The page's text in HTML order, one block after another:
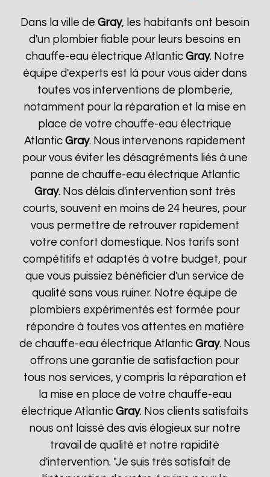
Dans la ville de Gray, les habitants ont besoin
d'un plombier fiable pour leurs besoins en
chauffe-eau électrique AtlanticGray. Notre
équipe d'experts est là pour vous aider dans
toutes vos interventions de plomberie,
notamment pour la réparation et la mise en
place de votre chauffe-eau électrique
Atlantic Gray. Nous intervenons rapidement
pour vous éviter les désagréments liés à une
panne de chauffe-eau électrique Atlantic
Gray. Nos délais d'intervention sont très
courts, souvent en moins de 24 heures, pour
vous permettre de retrouver rapidement
votre confort domestique. Nos tarifs sont
compétitifs et adaptés à votre budget, pour
que vous puissiez bénéficier d'un service de
qualité sans vous ruiner. Notre équipe de
plombiers expérimentés est formée pour
répondre à toutes vos attentes en matière
de chauffe-eau électrique AtlanticGray. Nous
offrons une garantie de satisfaction pour
tous nos services, y compris la réparation et
la mise en place de votre chauffe-eau
électrique AtlanticGray. Nos clients satisfaits
nous ont laissé des avis élogieux sur notre
travail de qualité et notre rapidité
d'intervention. "Je suis très satisfait de